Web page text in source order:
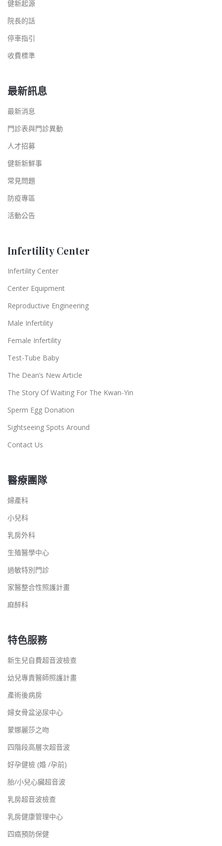
健新起源
院長的話
停車指引
收費標準
最新訊息
最新消息
門診表與門診異動
人才招募
健新新鮮事
常見問題
防疫專區
活動公告
Infertility Center
Infertility Center
Center Equipment
Reproductive Engineering
Male Infertility
Female Infertility
Test-Tube Baby
The Dean’s New Article
The Story Of Waiting For The Kwan-Yin
Sperm Egg Donation
Sightseeing Spots Around
Contact Us
醫療團隊
婦產科
小兒科
乳房外科
生殖醫學中心
過敏特別門診
家醫整合性照護計畫
麻醉科
特色服務
新生兒自費超音波檢查
幼兒專責醫師照護計畫
產術後病房
婦女骨盆泌尿中心
蒙娜麗莎之吻
四階段高層次超音波
好孕健檢 (婚 /孕前)
胎/小兒心臟超音波
乳房超音波檢查
乳房健康管理中心
四癌預防保健